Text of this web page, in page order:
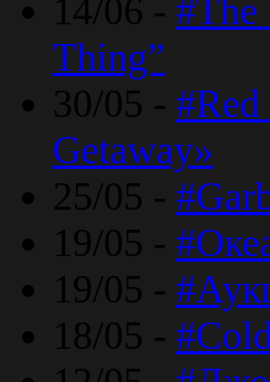
14/06 - #The
Thing”
30/05 -
Getaway»
25/05 -
19/05 -
19/05 -
18/05 -